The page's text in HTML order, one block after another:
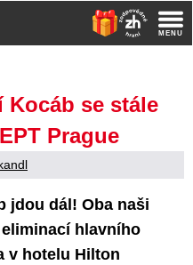
Kocáb se stále
Prague
jdou dál! Oba naši
hlavního
v hotelu Hilton